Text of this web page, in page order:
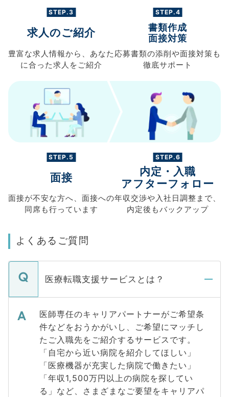
STEP.3
求人のご紹介
豊富な求人情報から、 あなた
に合った求人を ご紹介
STEP.4
書類作成
面接対策
応募書類の添削や面接対策も
徹底サポート
STEP.5
面接
面接が不安な方へ、 面接への
同席も行っています
STEP.6
内定・入職
アフターフォロー
年収交渉や入社日調整まで、
内定後もバックアップ
よくあるご質問
医療転職支援サービスとは？
医師専任のキャリアパートナーがご希望条
件などをおうかがいし、ご希望にマッチし
たご入職先をご紹介するサービスです。
「自宅から近い病院を紹介してほしい」
「医療機器が充実した病院で働きたい」
「年収1,500万円以上の病院を探してい
る」など、さまざまなご要望をキャリアパ